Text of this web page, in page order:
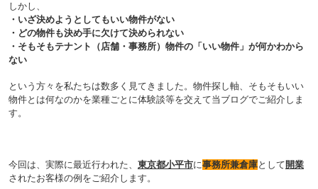
しかし、
・いざ決めようとしてもいい物件がない
・どの物件も決め手に欠けて決められない
・そもそもテナント（店舗・事務所）物件の「いい物件」が何かわから
ない
という方々を私たちは数多く見てきました。物件探し軸、そもそもいい
物件とは何なのかを業種ごとに体験談等を交えて当ブログでご紹介しま
す。
今回は、実際に最近行われた、 東京都小平市に事務所兼倉庫として 開業
されたお客様の例をご紹介します。